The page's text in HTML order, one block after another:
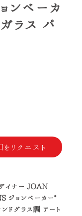
ンベーカ
ラス パ
リクエスト
イナー JOAN
ジョンベーカー*
ドグラス調 アート